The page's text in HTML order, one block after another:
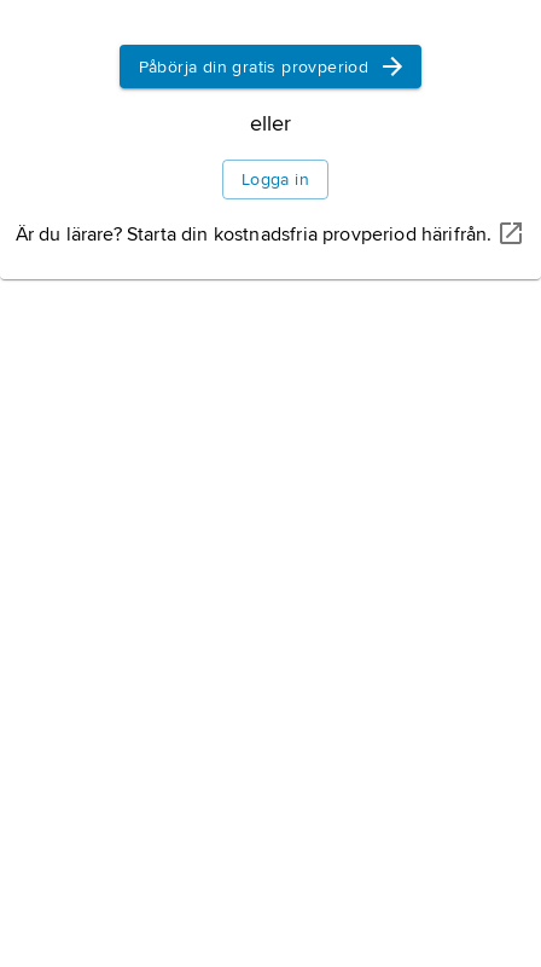
Påbörja din gratis provperiod
eller
Logga in
Är du lärare? Starta din kostnadsfria provperiod härifrån.